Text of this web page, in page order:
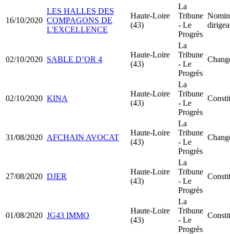
16/10/2020
LES HALLES DES
COMPAGONS DE
L'EXCELLENCE
Haute-Loire
(43)
La
Tribune
- Le
Progrès
02/10/2020 SABLE D’OR 4
Haute-Loire
(43)
La
Tribune
- Le
Progrès
02/10/2020 KINA
Haute-Loire
(43)
La
Tribune
- Le
Progrès
31/08/2020 AFCHAIN AVOCAT
Haute-Loire
(43)
La
Tribune
- Le
Progrès
27/08/2020 DJER
Haute-Loire
(43)
La
Tribune
- Le
Progrès
01/08/2020 JG43 IMMO
Haute-Loire
(43)
La
Tribune
- Le
Progrès